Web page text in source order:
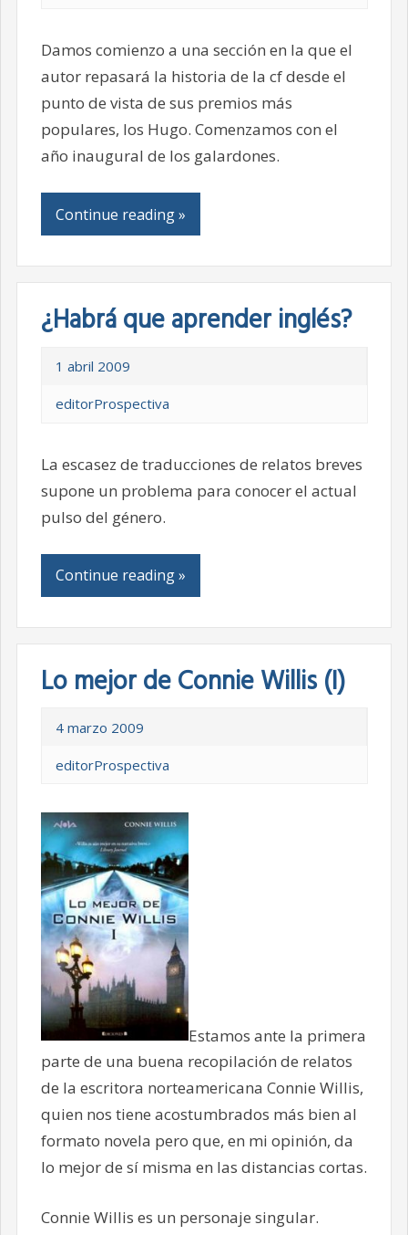
Damos comienzo a una sección en la que el
autor repasará la historia de la cf desde el
punto de vista de sus premios más
populares, los Hugo. Comenzamos con el
año inaugural de los galardones.
Continue reading »
¿Habrá que aprender inglés?
1 abril 2009
editorProspectiva
La escasez de traducciones de relatos breves
supone un problema para conocer el actual
pulso del género.
Continue reading »
Lo mejor de Connie Willis (I)
4 marzo 2009
editorProspectiva
Estamos ante la primera
parte de una buena recopilación de relatos
de la escritora norteamericana Connie Willis,
quien nos tiene acostumbrados más bien al
formato novela pero que, en mi opinión, da
lo mejor de sí misma en las distancias cortas.
Connie Willis es un personaje singular.